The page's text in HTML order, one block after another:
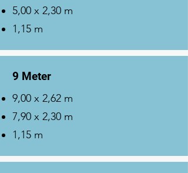
5,00 x 2,30 m
1,15 m
9 Meter
9,00 x 2,62 m
7,90 x 2,30 m
1,15 m